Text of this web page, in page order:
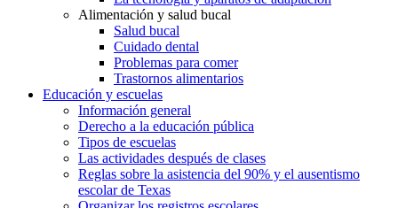
Alimentación y salud bucal
Salud bucal
Cuidado dental
Problemas para comer
Trastornos alimentarios
Educación y escuelas
Información general
Derecho a la educación pública
Tipos de escuelas
Las actividades después de clases
Reglas sobre la asistencia del 90% y el ausentismo
escolar de Texas